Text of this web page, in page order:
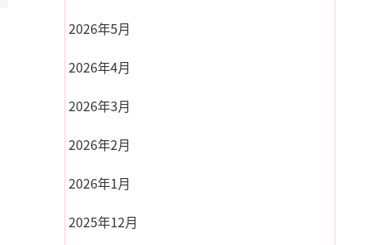
2026年5月
2026年4月
2026年3月
2026年2月
2026年1月
2025年12月